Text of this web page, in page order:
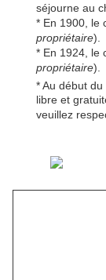
séjourne au
* En 1900, le
propriétaire).
* En 1924, le
propriétaire).
* Au début du
libre et
veuillez